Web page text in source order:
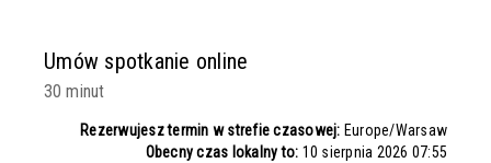
Umów spotkanie online
30 minut
Rezerwujesz termin w strefie czasowej: Europe/Warsaw
Obecny czas lokalny to: 10 sierpnia 2026 07:55